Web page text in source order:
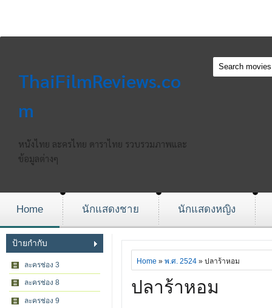
ThaiFilmReviews.co
m
หนังไทย ละครไทย ดาราไทย รวบรวมภาพและ
ข้อมูลต่างๆ
Home นักแสดงชาย นักแสดงหญิง
ป้ายกำกับ
ละครช่อง 3
ละครช่อง 8
ละครช่อง 9
Home » พ.ศ. 2524 » ปลาร้าหอม
ปลาร้าหอม